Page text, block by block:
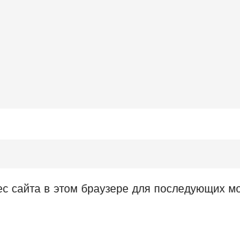
сайта в этом браузере для последующих